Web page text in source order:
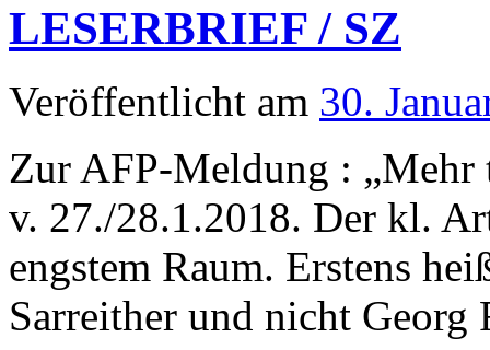
LESERBRIEF / SZ
Veröffentlicht am 30.
Zur AFP-Meldung : „Mehr
v. 27./28.1.2018. Der kl.
engstem Raum. Erstens
Sarreither und nicht Georg